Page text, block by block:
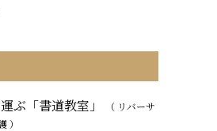
ぶ「書道教室」
（ リバーサ
）